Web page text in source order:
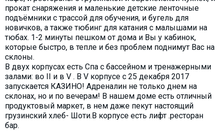
прокат снаряжения и маленькие детские ленточные
подъёмники с трассой для обучения, и бугель для
новичков, а также тюбинг для катания с малышами на
тюбах. 1-2 минуты пешком от дома и Вы у кабинок,
которые быстро, в тепле и без проблем поднимут Вас на
склоны.
В двух корпусах есть Спа с бассейном и тренажерными
залами: во II и в V . В V корпусе с 25 декабря 2017
запускается КАЗИНО! Адреналин не только днем на
склонах, но и по вечерам! В нашем доме есть отличный
продуктовый маркет, в нем даже пекут настоящий
грузинский хлеб- Шоти.В корпусе есть лифт .ресторан
бар.
Что пить?
Деньги
Мобильная связь
Галерея
Отчеты
Безопасность